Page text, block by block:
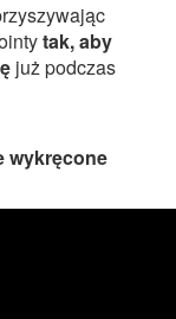
tak, aby
już podczas
wykręcone